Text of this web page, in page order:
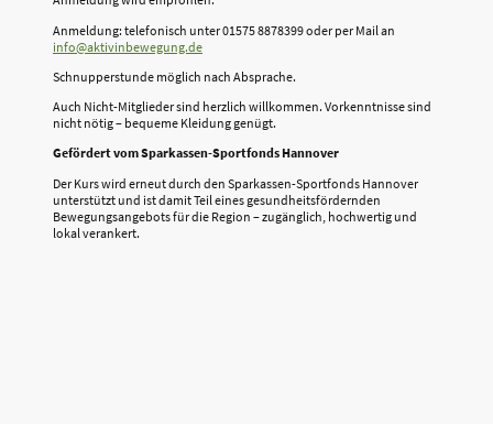
Anmeldung: telefonisch unter 01575 8878399 oder per Mail an
info@aktivinbewegung.de
Schnupperstunde möglich nach Absprache.
Auch Nicht-Mitglieder sind herzlich willkommen. Vorkenntnisse sind
nicht nötig – bequeme Kleidung genügt.
Gefördert vom Sparkassen-Sportfonds Hannover
Der Kurs wird erneut durch den Sparkassen-Sportfonds Hannover
unterstützt und ist damit Teil eines gesundheitsfördernden
Bewegungsangebots für die Region – zugänglich, hochwertig und
lokal verankert.